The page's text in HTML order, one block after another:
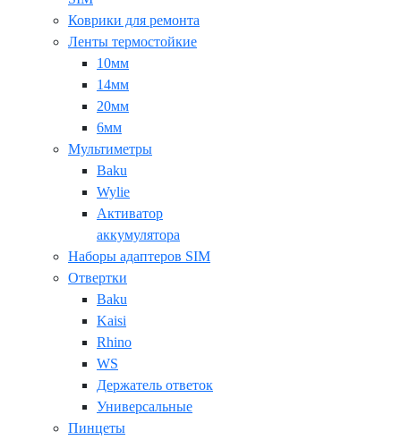
Коврики для ремонта
Ленты термостойкие
10мм
14мм
20мм
6мм
Мультиметры
Baku
Wylie
Активатор
аккумулятора
Наборы адаптеров SIM
Отвертки
Baku
Kaisi
Rhino
WS
Держатель ответок
Универсальные
Пинцеты